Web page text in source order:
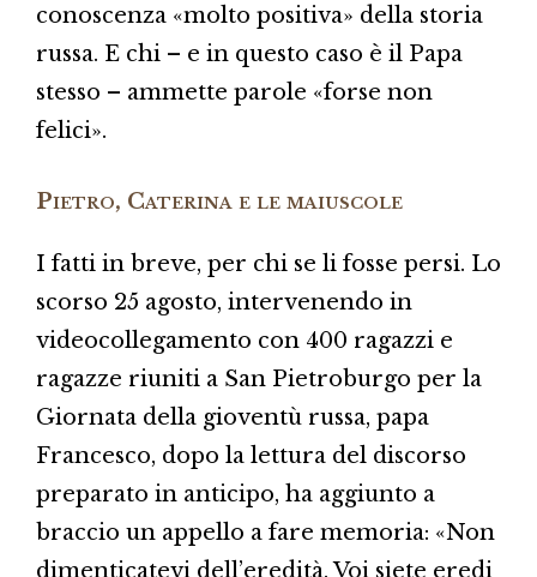
conoscenza «molto positiva» della storia
russa. E chi – e in questo caso è il Papa
stesso – ammette parole «forse non
felici».
Pietro, Caterina e le maiuscole
I fatti in breve, per chi se li fosse persi. Lo
scorso 25 agosto, intervenendo in
videocollegamento con 400 ragazzi e
ragazze riuniti a San Pietroburgo per la
Giornata della gioventù russa, papa
Francesco, dopo la lettura del discorso
preparato in anticipo, ha aggiunto a
braccio un appello a fare memoria: «Non
dimenticatevi dell’eredità. Voi siete eredi